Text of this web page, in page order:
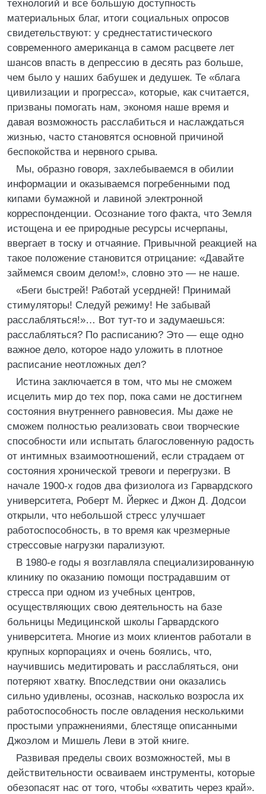
технологий и все большую доступность
материальных благ, итоги социальных опросов
свидетельствуют: у среднестатистического
современного американца в самом расцвете лет
шансов впасть в депрессию в десять раз больше,
чем было у наших бабушек и дедушек. Те «блага
цивилизации и прогресса», которые, как считается,
призваны помогать нам, экономя наше время и
давая возможность расслабиться и наслаждаться
жизнью, часто становятся основной причиной
беспокойства и нервного срыва.
Мы, образно говоря, захлебываемся в обилии
информации и оказываемся погребенными под
кипами бумажной и лавиной электронной
корреспонденции. Осознание того факта, что Земля
истощена и ее природные ресурсы исчерпаны,
ввергает в тоску и отчаяние. Привычной реакцией на
такое положение становится отрицание: «Давайте
займемся своим делом!», словно это — не наше.
«Беги быстрей! Работай усердней! Принимай
стимуляторы! Следуй режиму! Не забывай
расслабляться!»… Вот тут-то и задумаешься:
расслабляться? По расписанию? Это — еще одно
важное дело, которое надо уложить в плотное
расписание неотложных дел?
Истина заключается в том, что мы не сможем
исцелить мир до тех пор, пока сами не достигнем
состояния внутреннего равновесия. Мы даже не
сможем полностью реализовать свои творческие
способности или испытать благословенную радость
от интимных взаимоотношений, если страдаем от
состояния хронической тревоги и перегрузки. В
начале 1900-х годов два физиолога из Гарвардского
университета, Роберт М. Йеркес и Джон Д. Додсои
открыли, что небольшой стресс улучшает
работоспособность, в то время как чрезмерные
стрессовые нагрузки парализуют.
В 1980-е годы я возглавляла специализированную
клинику по оказанию помощи пострадавшим от
стресса при одном из учебных центров,
осуществляющих свою деятельность на базе
больницы Медицинской школы Гарвардского
университета. Многие из моих клиентов работали в
крупных корпорациях и очень боялись, что,
научившись медитировать и расслабляться, они
потеряют хватку. Впоследствии они оказались
сильно удивлены, осознав, насколько возросла их
работоспособность после овладения несколькими
простыми упражнениями, блестяще описанными
Джоэлом и Мишель Леви в этой книге.
Развивая пределы своих возможностей, мы в
действительности осваиваем инструменты, которые
обезопасят нас от того, чтобы «хватить через край».